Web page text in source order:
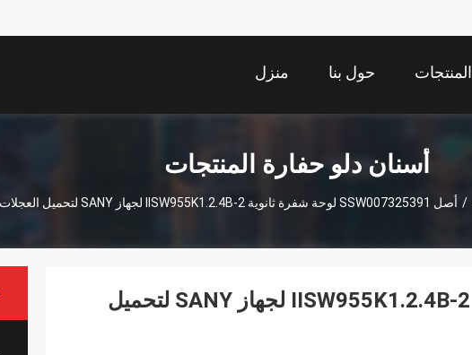
منزل حول بنا المنتجات
أسنان دلو حفارة المنتجات
/ أصل SSW007325391 لوحة شفرة ثانوية IISW955K1.2.4B-2 لجهاز SANY لتحميل العجلات
أصل SSW007325391 لوحة شفرة ثانوية IISW955K1.2.4B-2 لجهاز SANY لتحميل